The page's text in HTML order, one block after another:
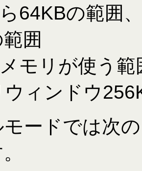
64KBの範囲
囲
モリが使う
ィンドウ
モードでは次